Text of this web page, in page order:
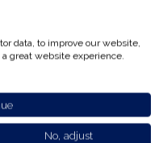
van snelheid. Het
de gebruikerservaring
data, to improve our website,
great website experience.
No, adjust